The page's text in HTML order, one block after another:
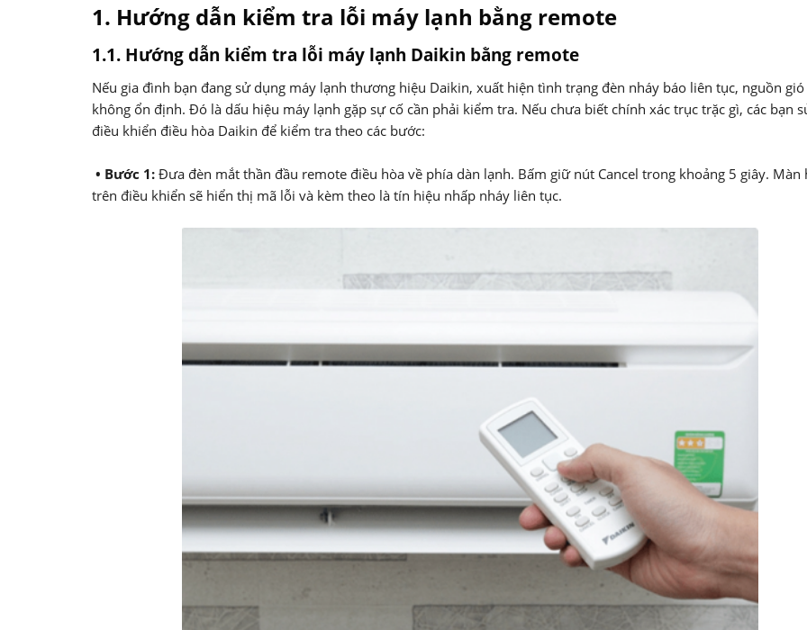
1. Hướng dẫn kiểm tra lỗi máy lạnh bằng remote
1.1. Hướng dẫn kiểm tra lỗi máy lạnh Daikin bằng remote
Nếu gia đình bạn đang sử dụng máy lạnh thương hiệu Daikin, xuất hiện tình trạng đèn nháy báo liên tục, nguồn
không ổn định. Đó là dấu hiệu máy lạnh gặp sự cố cần phải kiểm tra. Nếu chưa biết chính xác trục trặc gì, các bạn
điều khiển điều hòa Daikin để kiểm tra theo các bước:
• Bước 1: Đưa đèn mắt thần đầu remote điều hòa về phía dàn lạnh. Bấm giữ nút Cancel trong khoảng 5 giây. Màn
trên điều khiển sẽ hiển thị mã lỗi và kèm theo là tín hiệu nhấp nháy liên tục.